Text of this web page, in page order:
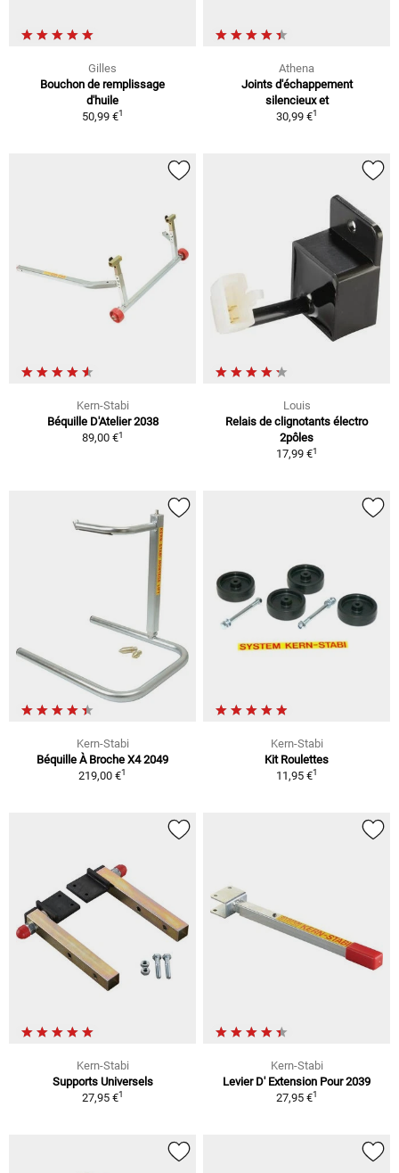
Gilles
Bouchon de remplissage
d'huile
50,99 €1
Athena
Joints d'échappement
silencieux et
30,99 €1
Kern-Stabi
Béquille D'Atelier 2038
89,00 €1
Louis
Relais de clignotants électro
2pôles
17,99 €1
Kern-Stabi
Béquille À Broche X4 2049
219,00 €1
Kern-Stabi
Kit Roulettes
11,95 €1
Kern-Stabi
Supports Universels
27,95 €1
Kern-Stabi
Levier D' Extension Pour 2039
27,95 €1